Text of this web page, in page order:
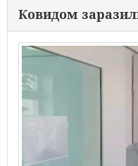
Ковидом